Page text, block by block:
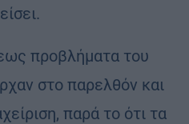
προβλήματα του
στο παρελθόν και
παρά το ότι τα